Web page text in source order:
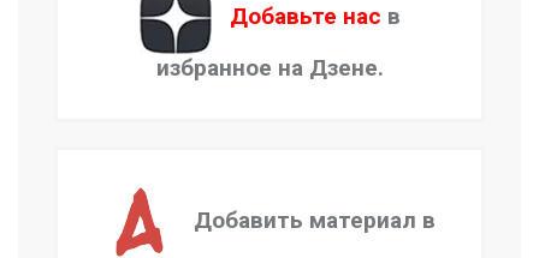
Добавьте нас в
избранное на Дзене.
Добавить материал в